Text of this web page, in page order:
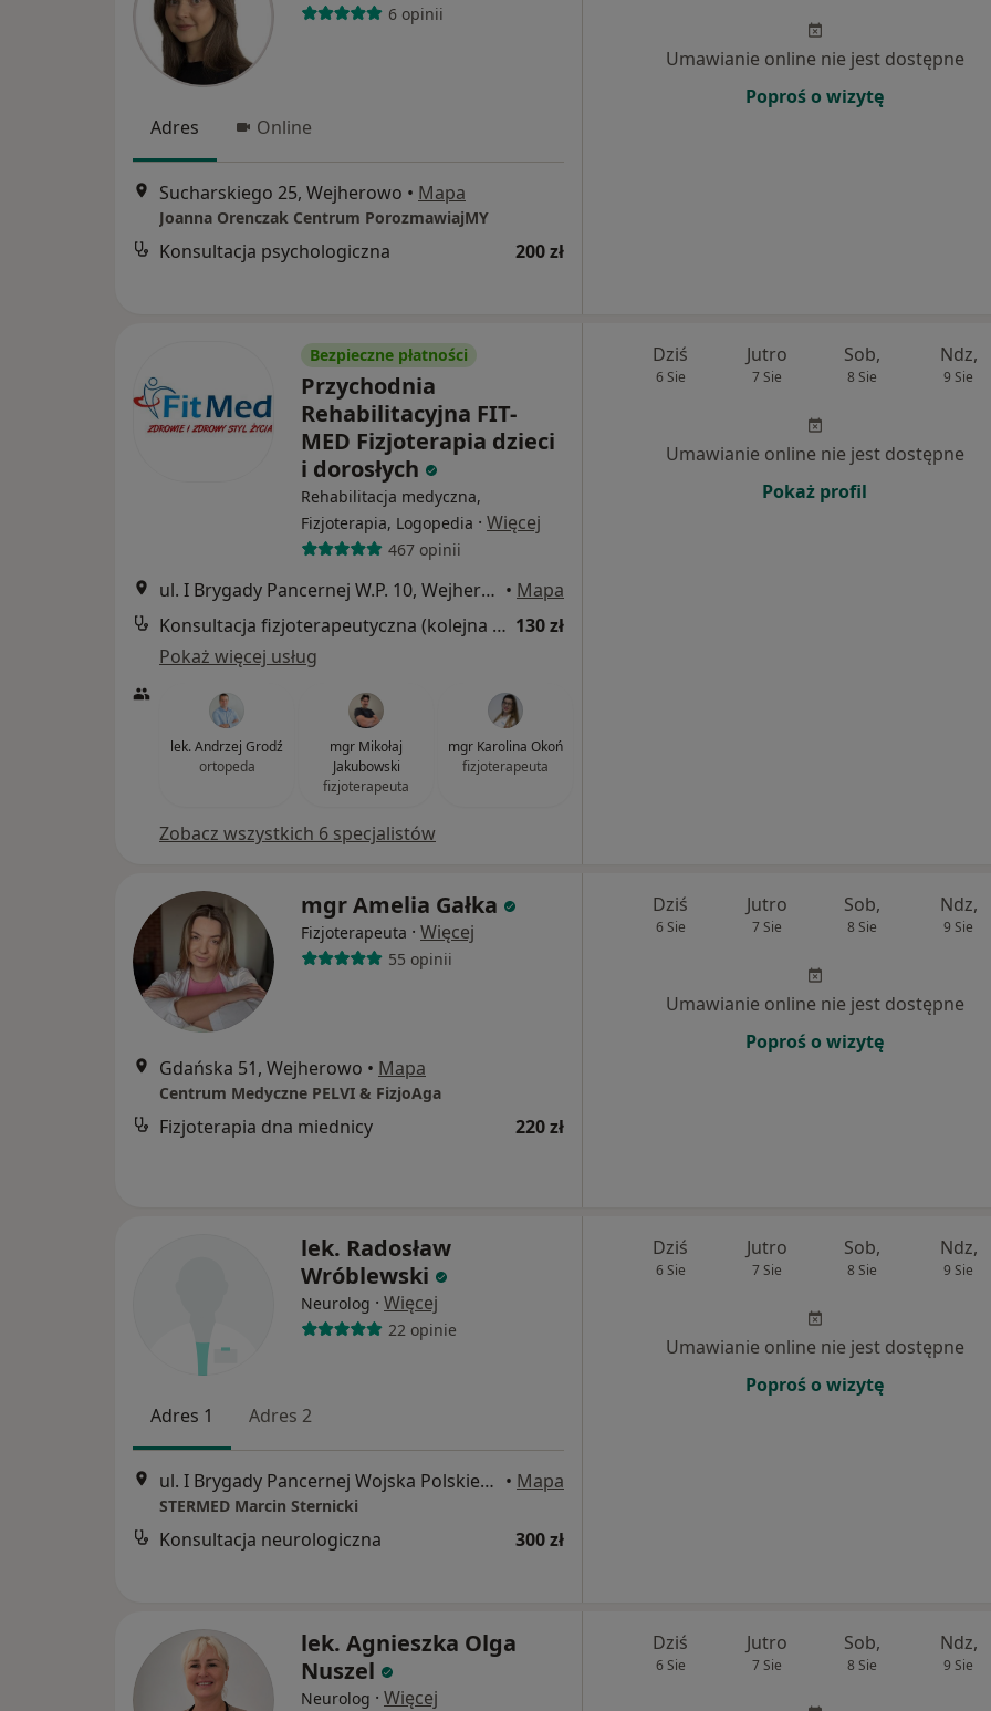
6 opinii
Adres Online
Sucharskiego 25, Wejherowo • Mapa
Joanna Orenczak Centrum PorozmawiajMY
Konsultacja psychologiczna 200 zł
Umawianie online nie jest dostępne
Poproś o wizytę
Bezpieczne płatności
Przychodnia
Rehabilitacyjna FIT-
MED Fizjoterapia dzieci
i dorosłych
Rehabilitacja medyczna,
Fizjoterapia, Logopedia · Więcej
467 opinii
ul. I Brygady Pancernej W.P. 10, Wejherowo • Mapa
Konsultacja fizjoterapeutyczna (kolejna wizyta) 130 zł
Pokaż więcej usług
lek. Andrzej Grodź
ortopeda
mgr Mikołaj
Jakubowski
fizjoterapeuta
mgr Karolina Okoń
fizjoterapeuta
Zobacz wszystkich 6 specjalistów
Dziś
6 Sie
Jutro
7 Sie
Sob,
8 Sie
Ndz,
9 Sie
Umawianie online nie jest dostępne
Pokaż profil
mgr Amelia Gałka
Fizjoterapeuta · Więcej
55 opinii
Gdańska 51, Wejherowo • Mapa
Centrum Medyczne PELVI & FizjoAga
Fizjoterapia dna miednicy 220 zł
Dziś
6 Sie
Jutro
7 Sie
Sob,
8 Sie
Ndz,
9 Sie
Umawianie online nie jest dostępne
Poproś o wizytę
lek. Radosław
Wróblewski
Neurolog · Więcej
22 opinie
Adres 1 Adres 2
ul. I Brygady Pancernej Wojska Polskiego 36, Wejherowo • Mapa
STERMED Marcin Sternicki
Konsultacja neurologiczna 300 zł
Dziś
6 Sie
Jutro
7 Sie
Sob,
8 Sie
Ndz,
9 Sie
Umawianie online nie jest dostępne
Poproś o wizytę
lek. Agnieszka Olga
Nuszel
Neurolog · Więcej
Dziś
6 Sie
Jutro
7 Sie
Sob,
8 Sie
Ndz,
9 Sie